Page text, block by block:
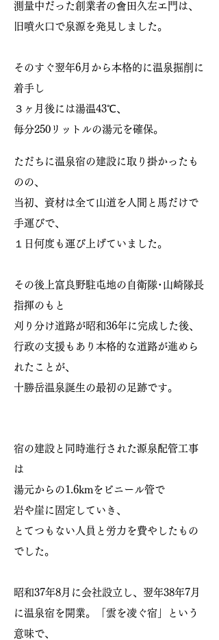
測量中だった創業者の會田久左エ門は、
旧噴火口で泉源を発見しました。
そのすぐ翌年6月から本格的に温泉掘削に
着手し
３ヶ月後には湯温43℃、
毎分250リットルの湯元を確保。
ただちに温泉宿の建設に取り掛かったも
のの、
当初、資材は全て山道を人間と馬だけで
手運びで、
１日何度も運び上げていました。
その後上富良野駐屯地の自衛隊･山崎隊長
指揮のもと
刈り分け道路が昭和36年に完成した後、
行政の支援もあり本格的な道路が進めら
れたことが、
​十勝岳温泉誕生の最初の足跡です。
宿の建設と同時進行された源泉配管工事
は
湯元からの1.6kmをビニール管で
岩や崖に固定していき、
とてつもない人員と労力を費やしたもの
でした。
昭和37年8月に会社設立し、翌年38年7月
に温泉宿を開業。
「雲を凌ぐ宿」という
意味で、